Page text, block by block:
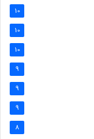
10
10
10
9
9
9
8